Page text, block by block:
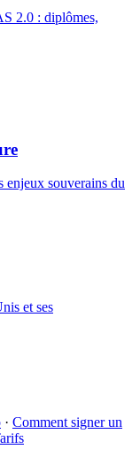
2.0 : diplômes,
enjeux souverains du
et ses
· Comment signer un